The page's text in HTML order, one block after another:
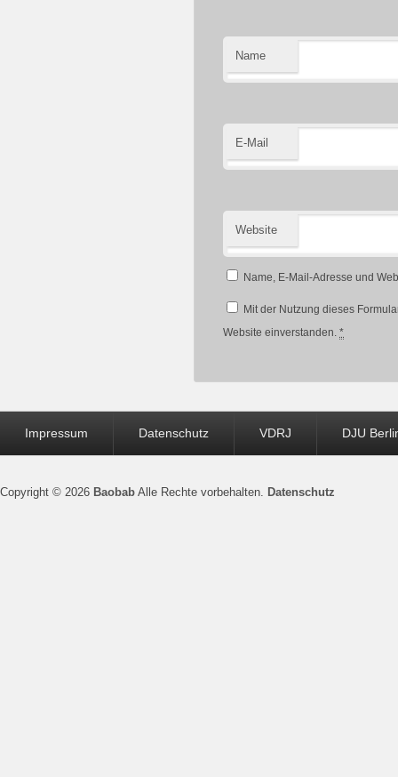
Name
E-Mail
Website
Name, E-Mail-Adresse und
Mit der Nutzung dieses
Website einverstanden. *
MenüImpressum Datenschutz VDRJ DJU
Copyright © 2026 Baobab Alle Rechte vorbehalten. Datenschutz